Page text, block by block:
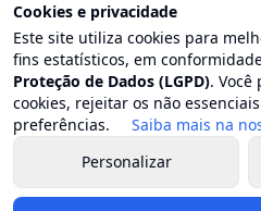
Secretaria municipal de defesa
Secretaria municipal de
Secretaria municipal de
Secretaria municipal de
Secretaria municipal de
Secretaria municipal de
Cookies e privacidade
Este site utiliza cookies para
fins estatísticos, em
Proteção de Dados (LGPD). Você
cookies, rejeitar os não
preferências.
Saiba mais na
Personalizar